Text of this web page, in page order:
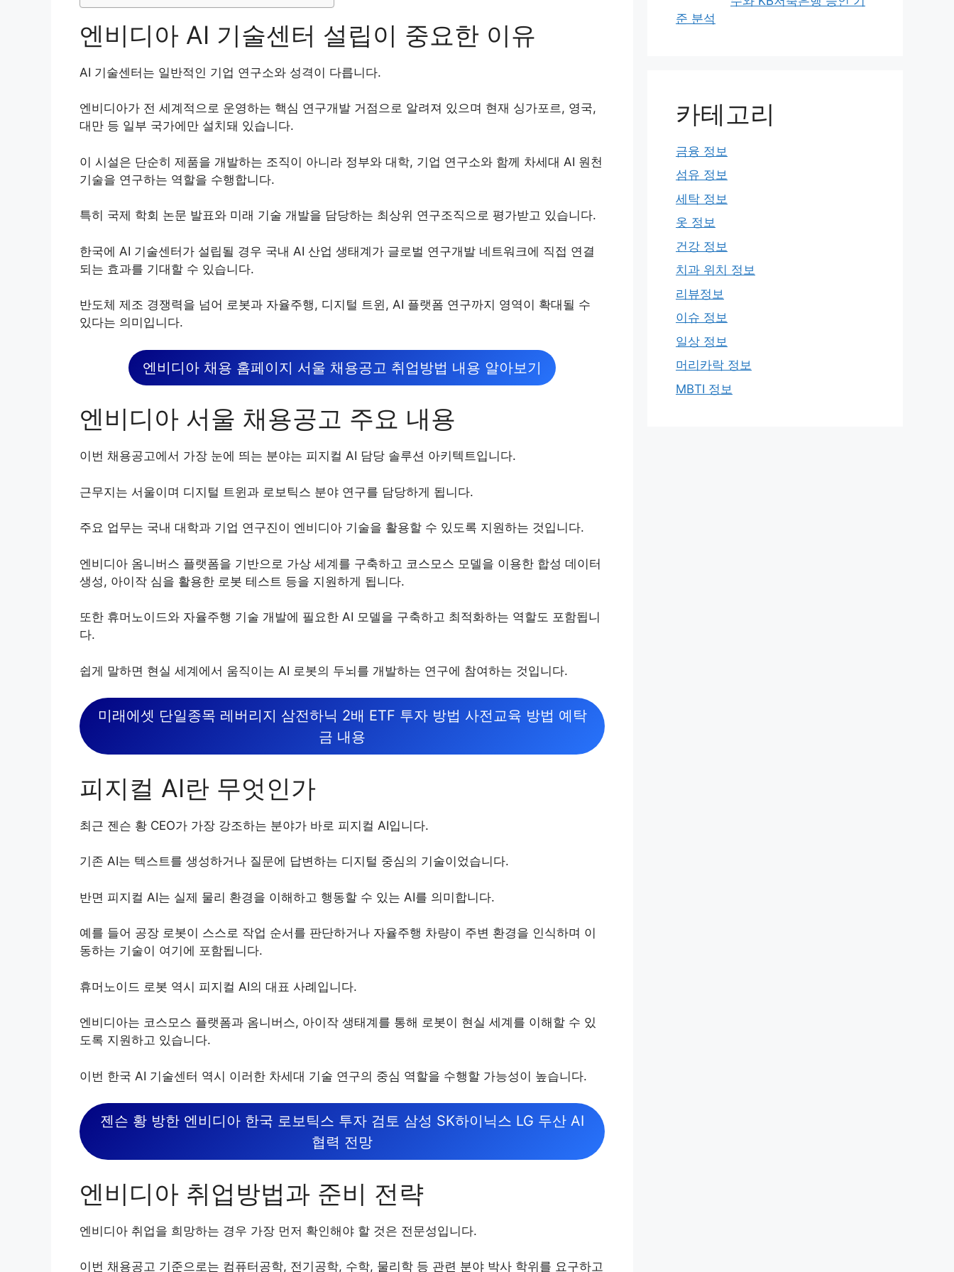
엔비디아 AI 기술센터 설립이 중요한 이유
AI 기술센터는 일반적인 기업 연구소와 성격이 다릅니다.
엔비디아가 전 세계적으로 운영하는 핵심 연구개발 거점으로 알려져 있으며 현재 싱가포르, 영국,
대만 등 일부 국가에만 설치돼 있습니다.
이 시설은 단순히 제품을 개발하는 조직이 아니라 정부와 대학, 기업 연구소와 함께 차세대 AI 원천
기술을 연구하는 역할을 수행합니다.
특히 국제 학회 논문 발표와 미래 기술 개발을 담당하는 최상위 연구조직으로 평가받고 있습니다.
한국에 AI 기술센터가 설립될 경우 국내 AI 산업 생태계가 글로벌 연구개발 네트워크에 직접 연결
되는 효과를 기대할 수 있습니다.
반도체 제조 경쟁력을 넘어 로봇과 자율주행, 디지털 트윈, AI 플랫폼 연구까지 영역이 확대될 수
있다는 의미입니다.
엔비디아 채용 홈페이지 서울 채용공고 취업방법 내용 알아보기
엔비디아 서울 채용공고 주요 내용
이번 채용공고에서 가장 눈에 띄는 분야는 피지컬 AI 담당 솔루션 아키텍트입니다.
근무지는 서울이며 디지털 트윈과 로보틱스 분야 연구를 담당하게 됩니다.
주요 업무는 국내 대학과 기업 연구진이 엔비디아 기술을 활용할 수 있도록 지원하는 것입니다.
엔비디아 옴니버스 플랫폼을 기반으로 가상 세계를 구축하고 코스모스 모델을 이용한 합성 데이터
생성, 아이작 심을 활용한 로봇 테스트 등을 지원하게 됩니다.
또한 휴머노이드와 자율주행 기술 개발에 필요한 AI 모델을 구축하고 최적화하는 역할도 포함됩니
다.
쉽게 말하면 현실 세계에서 움직이는 AI 로봇의 두뇌를 개발하는 연구에 참여하는 것입니다.
미래에셋 단일종목 레버리지 삼전하닉 2배 ETF 투자 방법 사전교육 방법 예탁
금 내용
피지컬 AI란 무엇인가
최근 젠슨 황 CEO가 가장 강조하는 분야가 바로 피지컬 AI입니다.
기존 AI는 텍스트를 생성하거나 질문에 답변하는 디지털 중심의 기술이었습니다.
반면 피지컬 AI는 실제 물리 환경을 이해하고 행동할 수 있는 AI를 의미합니다.
예를 들어 공장 로봇이 스스로 작업 순서를 판단하거나 자율주행 차량이 주변 환경을 인식하며 이
동하는 기술이 여기에 포함됩니다.
휴머노이드 로봇 역시 피지컬 AI의 대표 사례입니다.
엔비디아는 코스모스 플랫폼과 옴니버스, 아이작 생태계를 통해 로봇이 현실 세계를 이해할 수 있
도록 지원하고 있습니다.
이번 한국 AI 기술센터 역시 이러한 차세대 기술 연구의 중심 역할을 수행할 가능성이 높습니다.
젠슨 황 방한 엔비디아 한국 로보틱스 투자 검토 삼성 SK하이닉스 LG 두산 AI
협력 전망
엔비디아 취업방법과 준비 전략
엔비디아 취업을 희망하는 경우 가장 먼저 확인해야 할 것은 전문성입니다.
이번 채용공고 기준으로는 컴퓨터공학, 전기공학, 수학, 물리학 등 관련 분야 박사 학위를 요구하고
준 분석
카테고리
금융 정보
섬유 정보
세탁 정보
옷 정보
건강 정보
치과 위치 정보
리뷰정보
이슈 정보
일상 정보
머리카락 정보
MBTI 정보